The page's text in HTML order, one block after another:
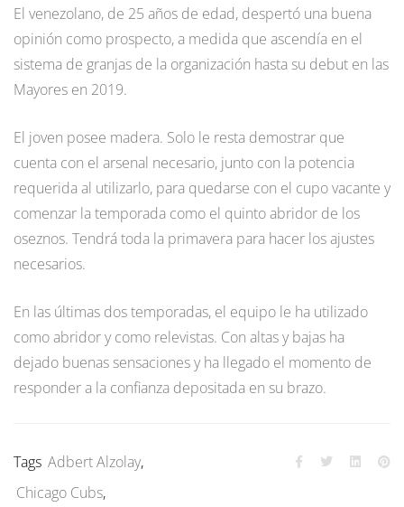
El venezolano, de 25 años de edad, despertó una buena
opinión como prospecto, a medida que ascendía en el
sistema de granjas de la organización hasta su debut en las
Mayores en 2019.
El joven posee madera. Solo le resta demostrar que
cuenta con el arsenal necesario, junto con la potencia
requerida al utilizarlo, para quedarse con el cupo vacante y
comenzar la temporada como el quinto abridor de los
oseznos. Tendrá toda la primavera para hacer los ajustes
necesarios.
En las últimas dos temporadas, el equipo le ha utilizado
como abridor y como relevistas. Con altas y bajas ha
dejado buenas sensaciones y ha llegado el momento de
responder a la confianza depositada en su brazo.
Tags Adbert Alzolay,
Chicago Cubs,